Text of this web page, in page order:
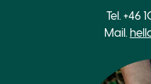
Tel. +46
Mail.